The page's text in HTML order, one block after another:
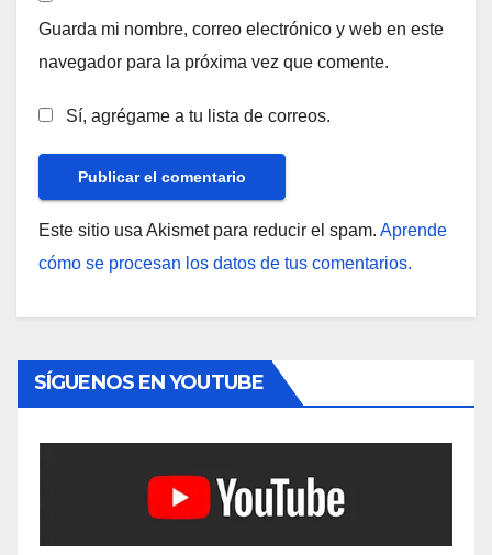
Guarda mi nombre, correo electrónico y web en este
navegador para la próxima vez que comente.
Sí, agrégame a tu lista de correos.
Este sitio usa Akismet para reducir el spam. Aprende
cómo se procesan los datos de tus comentarios.
SÍGUENOS EN YOUTUBE